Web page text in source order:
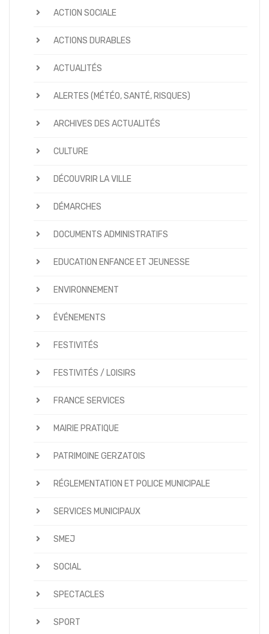
ACTION SOCIALE
ACTIONS DURABLES
ACTUALITÉS
ALERTES (MÉTÉO, SANTÉ, RISQUES)
ARCHIVES DES ACTUALITÉS
CULTURE
DÉCOUVRIR LA VILLE
DÉMARCHES
DOCUMENTS ADMINISTRATIFS
EDUCATION ENFANCE ET JEUNESSE
ENVIRONNEMENT
ÉVÉNEMENTS
FESTIVITÉS
FESTIVITÉS / LOISIRS
FRANCE SERVICES
MAIRIE PRATIQUE
PATRIMOINE GERZATOIS
RÉGLEMENTATION ET POLICE MUNICIPALE
SERVICES MUNICIPAUX
SMEJ
SOCIAL
SPECTACLES
SPORT